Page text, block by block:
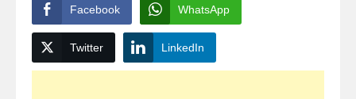
Facebook WhatsApp
Twitter LinkedIn